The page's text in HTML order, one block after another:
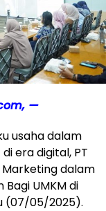
—
usaha dalam
era digital, PT
dalam
UMKM di
(07/05/2025).